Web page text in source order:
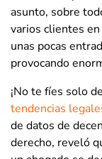
asunto, sobre
varios clientes
unas pocas
provocando
¡No te fíes solo
tendencias
de datos de
derecho, reveló